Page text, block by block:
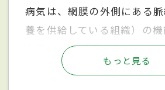
病気は、網膜の外側にある
養を供給している組織）の機
血液の成分が漏れ出してしま
する。この脈絡膜の機能が
もっと見る